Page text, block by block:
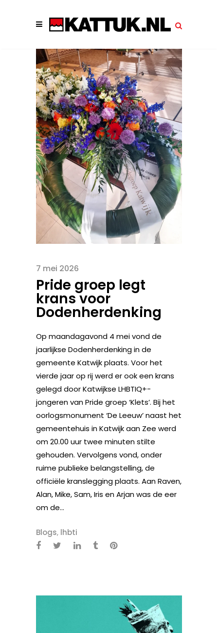
7 mei 2026
Pride groep legt
krans voor
Dodenherdenking
Op maandagavond 4 mei vond de
jaarlijkse Dodenherdenking in de
gemeente Katwijk plaats. Voor het
vierde jaar op rij werd er ook een krans
gelegd door Katwijkse LHBTIQ+-
jongeren van Pride groep ‘Klets’. Bij het
oorlogsmonument ‘De Leeuw’ naast het
gemeentehuis in Katwijk aan Zee werd
om 20.00 uur twee minuten stilte
gehouden. Vervolgens vond, onder
ruime publieke belangstelling, de
officiële kranslegging plaats. Aan Raven,
Alan, Mike, Sam, Iris en Arjan was de eer
om de...
Blogs, lhbti